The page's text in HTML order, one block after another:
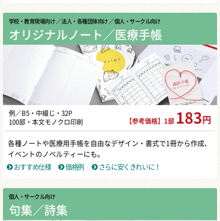
学校・教育現場向け ／ 法人・各種団体向け ／ 個人・サークル向け
オリジナルノート／医療手帳
例／B5・中綴じ・32P
100部・本文モノクロ印刷
【参考価格】1部 183 円
各種ノートや医療用手帳を自由なデザイン・書式で1冊から作成、
イベントのノベルティーにも。
おすすめ仕様
価格例 さらに安くきれいに！
個人・サークル向け
句集／詩集